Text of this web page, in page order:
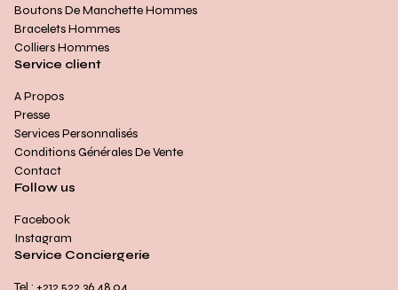
Boutons De Manchette Hommes
Bracelets Hommes
Colliers Hommes
Service client
A Propos
Presse
Services Personnalisés
Conditions Générales De Vente
Contact
Follow us
Facebook
Instagram
Service Conciergerie
Tel : +212 522 36 48 04